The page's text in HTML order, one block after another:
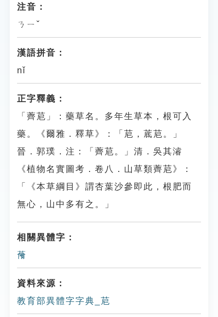
注音：
ㄋㄧˇ
漢語拼音：
nǐ
正字釋義：
「薺苨」：藥草名。多年生草本，根可入
藥。《爾雅．釋草》：「苨，菧苨。」
晉．郭璞．注：「薺苨。」清．吳其濬
《植物名實圖考．卷八．山草類薺苨》：
「《本草綱目》謂杏葉沙參即此，根肥而
無心，山中多有之。」
相關異體字：
䕥
資料來源：
教育部異體字字典_苨